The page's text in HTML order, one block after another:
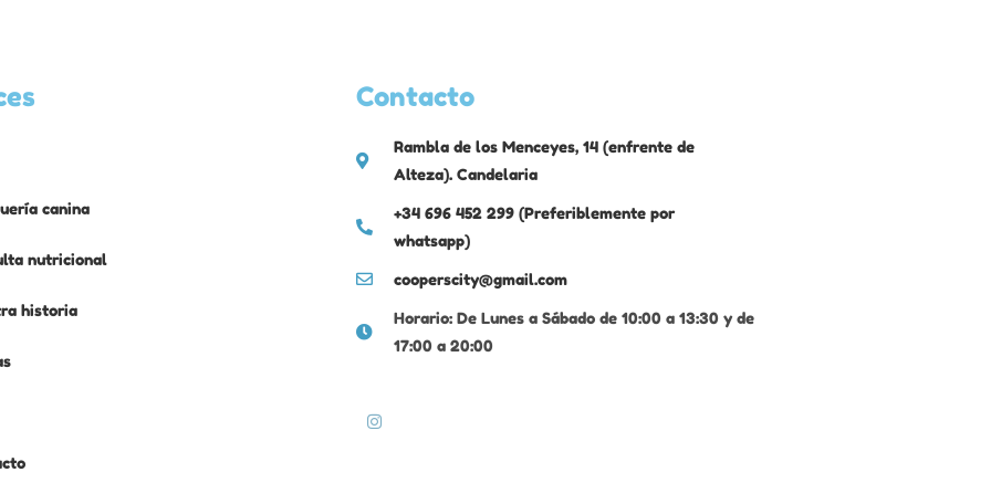
canina
nutricional
historia
Contacto
Rambla de los Menceyes, 14 (enfrente de
Alteza). Candelaria
+34 696 452 299 (Preferiblemente por
whatsapp)
cooperscity@gmail.com
Horario: De Lunes a Sábado de 10:00 a 13:30 y de
17:00 a 20:00